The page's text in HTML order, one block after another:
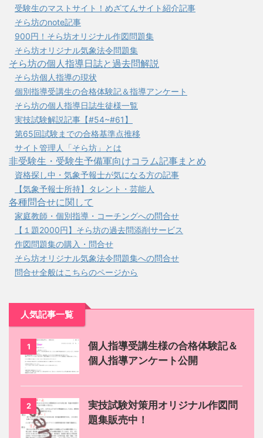
受験生のマストサイト！めざてんサイト紹介記事
そら坊のnote記事
900円！そら坊オリジナル作図問題集
そら坊オリジナル気象法令問題集
そら坊の個人指導日誌と過去問解説
そら坊個人指導の現状
個別指導受講生の合格体験記＆指導アンケート
そら坊の個人指導日誌生徒様一覧
実技試験解説記事【#54~#61】
第65回試験までの合格基準点推移
サイト管理人「そら坊」とは
非受験生・受験生予備軍向けコラム記事まとめ
資格探し中・気象予報士が気になる方の記事
【気象予報士所持】タレント・芸能人
各種問合せに関して
家庭教師・個別指導・コーチングへの問合せ
【１題2000円】そら坊の過去問添削サービス
作図問題集の購入・問合せ
そら坊オリジナル気象法令問題集への問合せ
問合せ全般はこちらのページから
人気記事一覧
1
個人指導受講生様の合格体験記＆
個人指導アンケート公開
2
実技試験対策用オリジナル作図問
題集販売中！